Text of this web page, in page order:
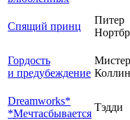
Спящий принц
Питер
Гордость
и предубеждение
Мистер
Dreamworks*
*Мечтасбывается
Тэдди